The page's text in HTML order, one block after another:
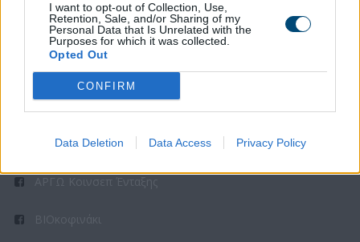
I want to opt-out of Collection, Use,
Retention, Sale, and/or Sharing of my
Personal Data that Is Unrelated with the
Purposes for which it was collected.
Opted Out
CONFIRM
Data Deletion Data Access Privacy Policy
ΣΤΟΙΧΕΙΑ ΕΠΙΚΟΙΝΩΝΙΑΣ
Λαγκαδά 196, Σταυρούπολη, 56430
argo_koinsep@psychothes.gr